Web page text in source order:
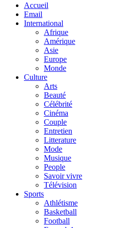
Accueil
Email
International
Afrique
Amérique
Asie
Europe
Monde
Culture
Arts
Beauté
Célébrité
Cinéma
Couple
Entretien
Litterature
Mode
Musique
People
Savoir vivre
Télévision
Sports
Athlétisme
Basketball
Football